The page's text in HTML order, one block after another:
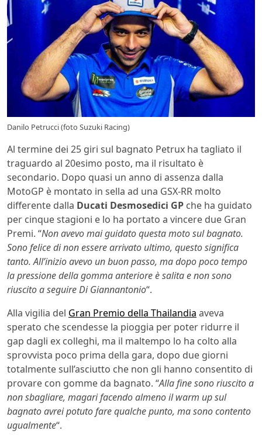
Danilo Petrucci (foto Suzuki Racing)
Al termine dei 25 giri sul bagnato Petrux ha tagliato il
traguardo al 20esimo posto, ma il risultato è
secondario. Dopo quasi un anno di assenza dalla
MotoGP è montato in sella ad una GSX-RR molto
differente dalla Ducati Desmosedici GP che ha guidato
per cinque stagioni e lo ha portato a vincere due Gran
Premi. “Non avevo mai guidato questa moto sul bagnato.
Sono felice di non essere arrivato ultimo, questo significa
tanto. All’inizio avevo un buon passo, ma dopo poco tempo
la pressione della gomma anteriore è salita e non sono
riuscito a seguire Di Giannantonio“.
Alla vigilia del Gran Premio della Thailandia aveva
sperato che scendesse la pioggia per poter ridurre il
gap dagli ex colleghi, ma il maltempo lo ha colto alla
sprovvista poco prima della gara, dopo due giorni
totalmente sull’asciutto che non gli hanno consentito di
provare con gomme da bagnato. “Alla fine sono riuscito a
non sbagliare, magari facendo almeno il warm up sul
bagnato avrei potuto fare qualche punto, ma sono contento
ugualmente“.